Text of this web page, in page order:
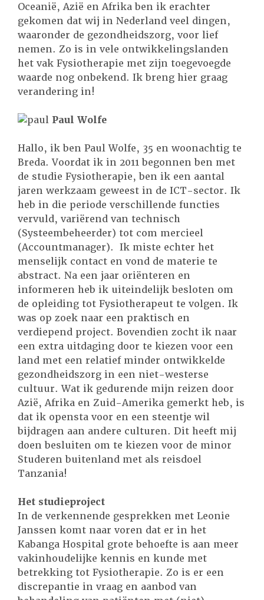
Oceanië, Azië en Afrika ben ik erachter
gekomen dat wij in Nederland veel dingen,
waaronder de gezondheidszorg, voor lief
nemen. Zo is in vele ontwikkelingslanden
het vak Fysiotherapie met zijn toegevoegde
waarde nog onbekend. Ik breng hier graag
verandering in!
Paul Wolfe
Hallo, ik ben Paul Wolfe, 35 en woonachtig te
Breda. Voordat ik in 2011 begonnen ben met
de studie Fysiotherapie, ben ik een aantal
jaren werkzaam geweest in de ICT-sector. Ik
heb in die periode verschillende functies
vervuld, variërend van technisch
(Systeembeheerder) tot com mercieel
(Accountmanager). Ik miste echter het
menselijk contact en vond de materie te
abstract. Na een jaar oriënteren en
informeren heb ik uiteindelijk besloten om
de opleiding tot Fysiotherapeut te volgen. Ik
was op zoek naar een praktisch en
verdiepend project. Bovendien zocht ik naar
een extra uitdaging door te kiezen voor een
land met een relatief minder ontwikkelde
gezondheidszorg in een niet-westerse
cultuur. Wat ik gedurende mijn reizen door
Azië, Afrika en Zuid-Amerika gemerkt heb, is
dat ik opensta voor en een steentje wil
bijdragen aan andere culturen. Dit heeft mij
doen besluiten om te kiezen voor de minor
Studeren buitenland met als reisdoel
Tanzania!
Het studieproject
In de verkennende gesprekken met Leonie
Janssen komt naar voren dat er in het
Kabanga Hospital grote behoefte is aan meer
vakinhoudelijke kennis en kunde met
betrekking tot Fysiotherapie. Zo is er een
discrepantie in vraag en aanbod van